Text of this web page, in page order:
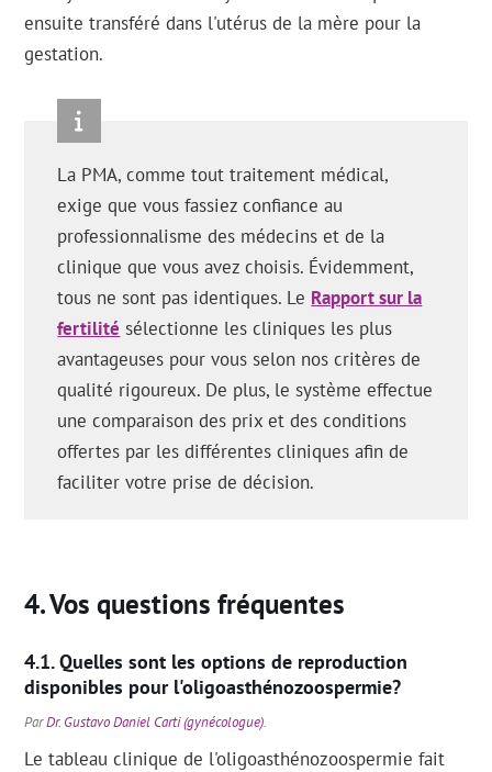
ensuite transféré dans l'utérus de la mère pour la
gestation.
La PMA, comme tout traitement médical,
exige que vous fassiez confiance au
professionnalisme des médecins et de la
clinique que vous avez choisis. Évidemment,
tous ne sont pas identiques. Le Rapport sur la
fertilité sélectionne les cliniques les plus
avantageuses pour vous selon nos critères de
qualité rigoureux. De plus, le système effectue
une comparaison des prix et des conditions
offertes par les différentes cliniques afin de
faciliter votre prise de décision.
Vos questions fréquentes
Quelles sont les options de reproduction
disponibles pour l'oligoasthénozoospermie?
ParDr. Gustavo Daniel Carti (gynécologue).
Le tableau clinique de l'oligoasthénozoospermie fait